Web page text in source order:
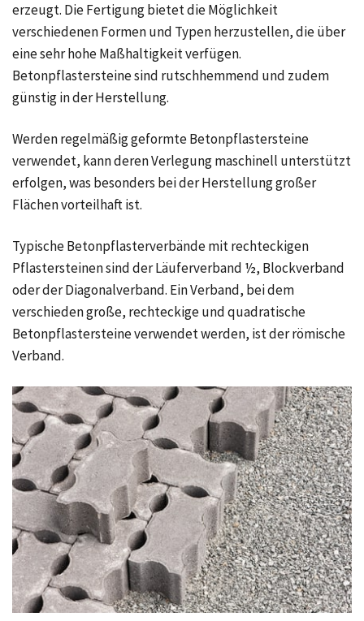
erzeugt. Die Fertigung bietet die Möglichkeit
verschiedenen Formen und Typen herzustellen, die über
eine sehr hohe Maßhaltigkeit verfügen.
Betonpflastersteine sind rutschhemmend und zudem
günstig in der Herstellung.
Werden regelmäßig geformte Betonpflastersteine
verwendet, kann deren Verlegung maschinell unterstützt
erfolgen, was besonders bei der Herstellung großer
Flächen vorteilhaft ist.
Typische Betonpflasterverbände mit rechteckigen
Pflastersteinen sind der Läuferverband ½, Blockverband
oder der Diagonalverband. Ein Verband, bei dem
verschieden große, rechteckige und quadratische
Betonpflastersteine verwendet werden, ist der römische
Verband.